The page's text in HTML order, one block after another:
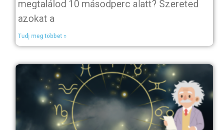
megtalálod 10 másodperc alatt? Szereted
azokat a
Tudj meg többet »